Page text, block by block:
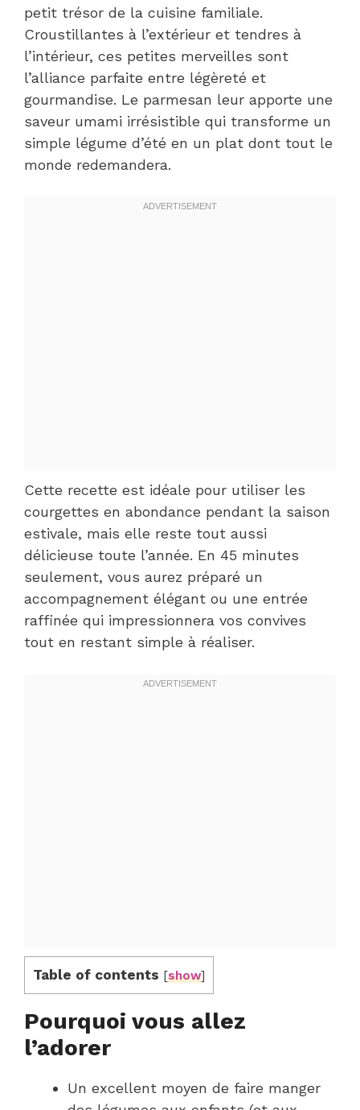
petit trésor de la cuisine familiale.
Croustillantes à l’extérieur et tendres à
l’intérieur, ces petites merveilles sont
l’alliance parfaite entre légèreté et
gourmandise. Le parmesan leur apporte une
saveur umami irrésistible qui transforme un
simple légume d’été en un plat dont tout le
monde redemandera.
Cette recette est idéale pour utiliser les
courgettes en abondance pendant la saison
estivale, mais elle reste tout aussi
délicieuse toute l’année. En 45 minutes
seulement, vous aurez préparé un
accompagnement élégant ou une entrée
raffinée qui impressionnera vos convives
tout en restant simple à réaliser.
Table of contents [show]
Pourquoi vous allez
l’adorer
Un excellent moyen de faire manger